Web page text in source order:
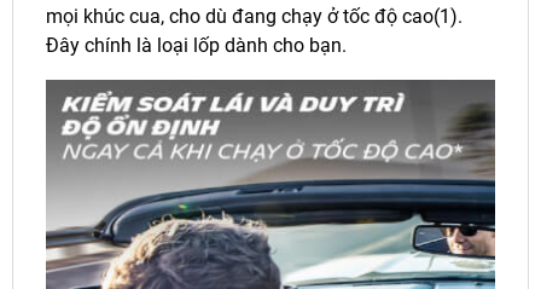
mọi khúc cua, cho dù đang chạy ở tốc độ cao(1).
Đây chính là loại lốp dành cho bạn.